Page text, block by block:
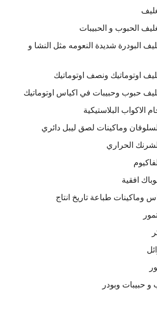
الحبوب و الحبيبات
البودرة شديدة النعومه مثل النشا و
اوتوماتيك ونصف اوتوماتيك
حبوب وحبيبات في اكياس اوتوماتيك
الاكواب البلاستيكية
وماكينات لصق ليبل دائري
الحراري
افقية
وماكينات طباعة تاريخ انتاج
و حبيبات وبودر